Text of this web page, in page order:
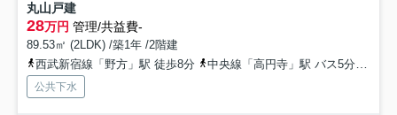
丸山戸建
28万円 管理/共益費-
89.53㎡ (2LDK) /築1年 /2階建
西武新宿線「野方」駅 徒歩8分
中央線「高円寺」駅 バス5分 「中野北郵便局前」 停歩4分
公共下水